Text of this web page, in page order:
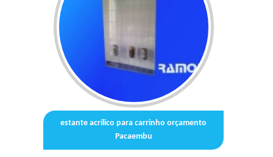
estante acrílico para carrinho orçamento
Pacaembu